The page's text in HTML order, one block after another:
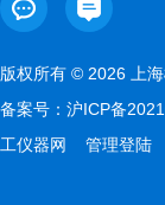
版权所有 © 2026 上
备案号： 沪ICP备
工仪器网
管理登陆